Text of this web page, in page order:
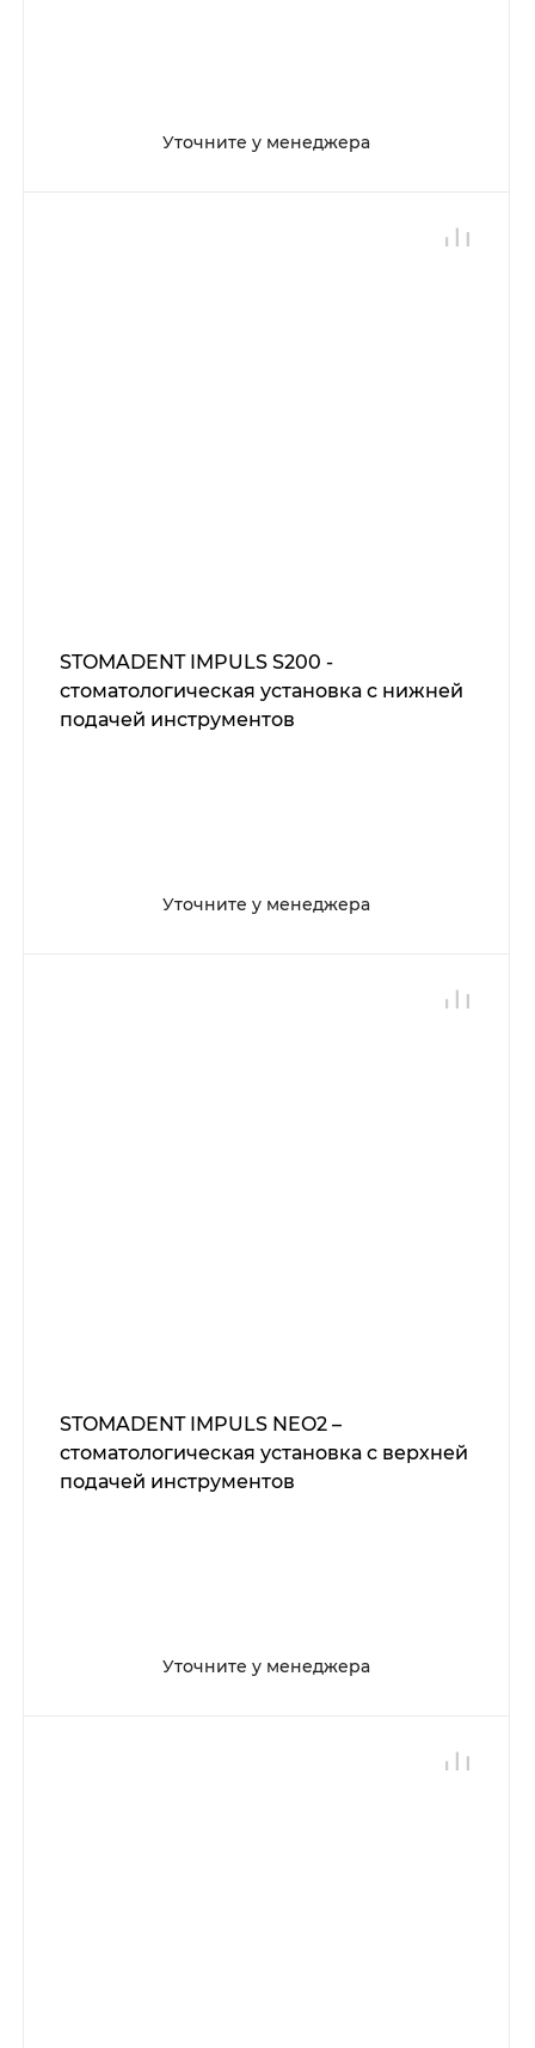
Уточните у менеджера
STOMADENT IMPULS S200 -
стоматологическая установка с нижней
подачей инструментов
Уточните у менеджера
STOMADENT IMPULS NEO2 –
стоматологическая установка с верхней
подачей инструментов
Уточните у менеджера